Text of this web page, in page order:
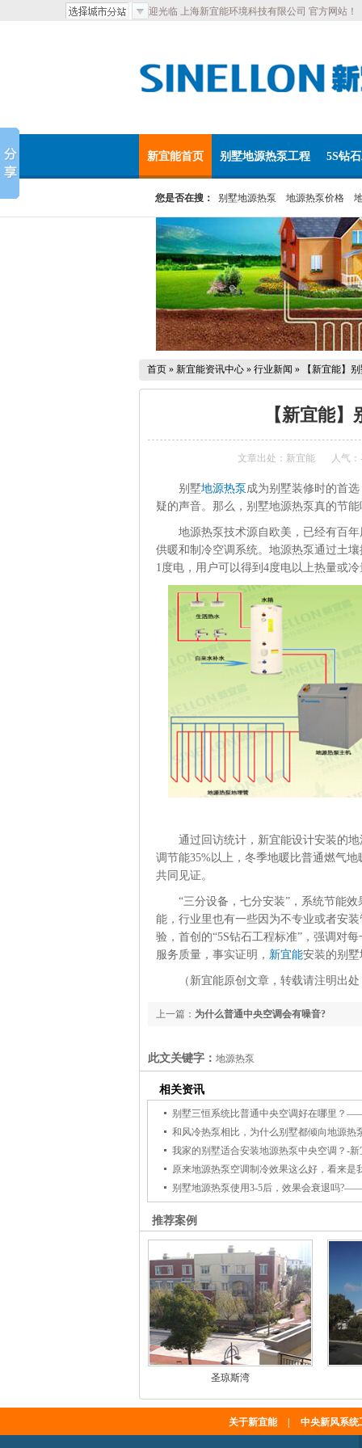
欢迎光临 上海新宜能环境科技有限公司 官方网站！
新宜能首页 别墅地源热泵工程 5S钻
您是否在搜： 别墅地源热泵 地源热泵价格
首页 » 新宜能资讯中心 » 行业新闻 » 【新宜能】
【新宜能
文章出处：新宜能 人气：
别墅地源热泵 成为别墅装修时的首
疑的声音。那么，别墅地源热泵真的节能
地源热泵技术源自欧美，已经有百
供暖和制冷空调系统。地源热泵通过土
1度电，用户可以得到4度电以上热量或冷
通过回访统计，新宜能设计安装的
调节能35%以上，冬季地暖比普通燃气
共同见证。
“三分设备，七分安装”，系统节能
能，行业里也有一些因为不专业或者安
验，首创的“5S钻石工程标准”，强调对
服务质量，事实证明， 新宜能安装的别
（新宜能原创文章，转载请注明出
上一篇： 为什么普通中央空调会有噪音?
此文关键字： 地源热泵
相关资讯
别墅三恒系统比普通中央空调好在哪里？
我家的别墅适合安装地源热泵中央空调？-新
别墅地源热泵使用3-5后，效果会衰退吗
推荐案例
圣琼斯湾
关于新宜能 中央新风系统